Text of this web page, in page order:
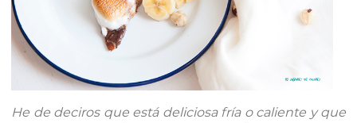
He de deciros que está deliciosa fría o caliente y que